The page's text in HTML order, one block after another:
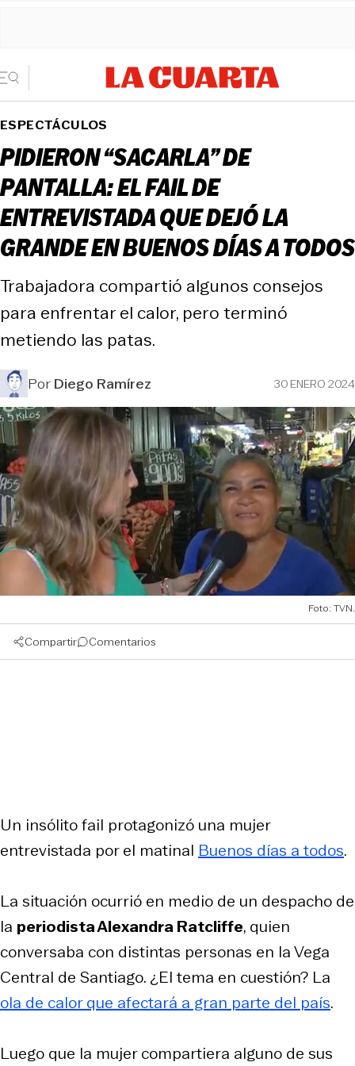
ESPECTÁCULOS
PIDIERON “SACARLA” DE
PANTALLA: EL FAIL DE
ENTREVISTADA QUE DEJÓ LA
GRANDE EN BUENOS DÍAS A TODOS
Trabajadora compartió algunos consejos
para enfrentar el calor, pero terminó
metiendo las patas.
PorDiego Ramírez 30 ENERO 2024
Foto: TVN.
Compartir Comentarios
Un insólito fail protagonizó una mujer
entrevistada por el matinal Buenos días a todos.
La situación ocurrió en medio de un despacho de
la periodista Alexandra Ratcliffe, quien
conversaba con distintas personas en la Vega
Central de Santiago. ¿El tema en cuestión? La
ola de calor que afectará a gran parte del país.
Luego que la mujer compartiera alguno de sus